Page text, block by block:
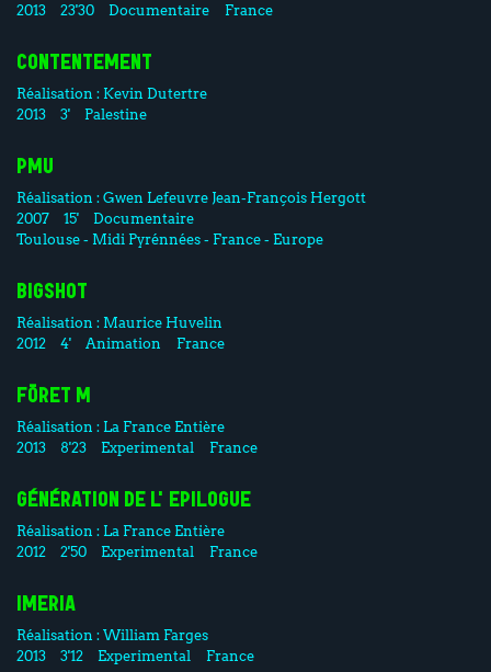
2013
23'30 Documentaire France
CONTENTEMENT
Réalisation : Kevin Dutertre
2013
3' Palestine
PMU
Réalisation :Gwen Lefeuvre Jean-François Hergott
2007
15'
Documentaire
Toulouse - Midi Pyrénnées - France - Europe
BIGSHOT
Réalisation : Maurice Huvelin
2012
4' Animation France
FÔRET M
Réalisation : La France Entière
2013
8'23 Experimental France
GÉNÉRATION DE L'EPILOGUE
Réalisation : La France Entière
2012
2'50 Experimental France
IMERIA
Réalisation :William Farges
2013
3'12 Experimental France